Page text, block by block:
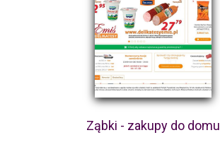
Ząbki - zakupy do domu